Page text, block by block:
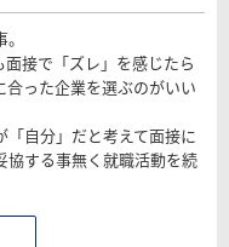
接で「ズレ」を感じたら
った企業を選ぶのがいい
自分」だと考えて面接に
協する事無く就職活動を続